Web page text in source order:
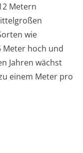
Metern
wie
Meter hoch und
Jahren wächst
einem Meter pro